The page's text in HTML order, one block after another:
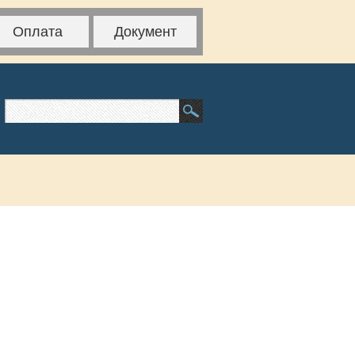
Оплата Документ